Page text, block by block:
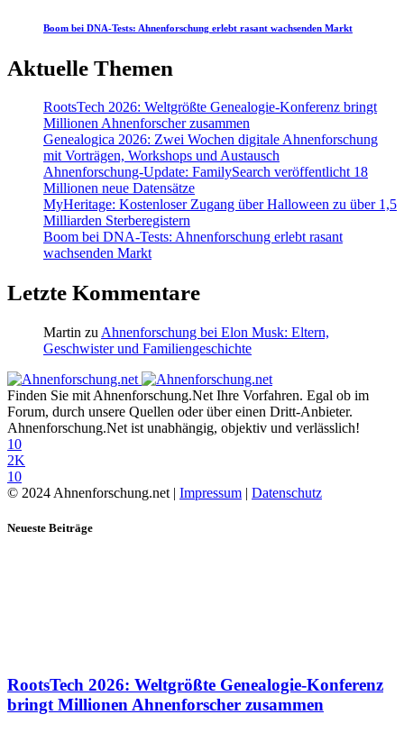
Boom bei DNA-Tests: Ahnenforschung erlebt rasant wachsenden Markt
Aktuelle Themen
RootsTech 2026: Weltgrößte Genealogie-Konferenz bringt
Millionen Ahnenforscher zusammen
Genealogica 2026: Zwei Wochen digitale Ahnenforschung
mit Vorträgen, Workshops und Austausch
Ahnenforschung-Update: FamilySearch veröffentlicht 18
Millionen neue Datensätze
MyHeritage: Kostenloser Zugang über Halloween zu über 1,5
Milliarden Sterberegistern
Boom bei DNA-Tests: Ahnenforschung erlebt rasant
wachsenden Markt
Letzte Kommentare
Martin zu Ahnenforschung bei Elon Musk: Eltern,
Geschwister und Familiengeschichte
Finden Sie mit Ahnenforschung.Net Ihre Vorfahren. Egal ob im
Forum, durch unsere Quellen oder über einen Dritt-Anbieter.
Ahnenforschung.Net ist unabhängig, objektiv und verlässlich!
10
2K
10
© 2024 Ahnenforschung.net | Impressum | Datenschutz
Neueste Beiträge
RootsTech 2026: Weltgrößte Genealogie-Konferenz
bringt Millionen Ahnenforscher zusammen